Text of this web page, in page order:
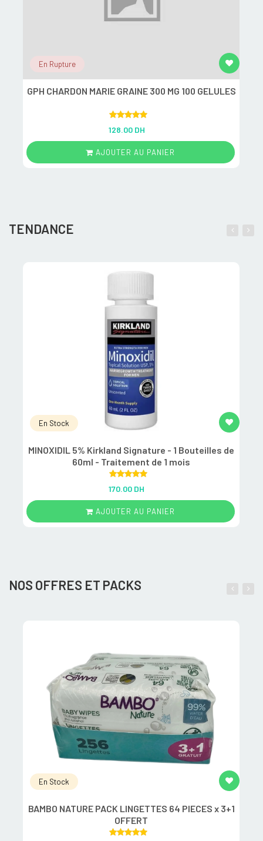
En Rupture
GPH CHARDON MARIE GRAINE 300 MG 100 GELULES
out of 5
128.00 DH
AJOUTER AU PANIER
TENDANCE
En Stock
MINOXIDIL 5% Kirkland Signature - 1 Bouteilles de
60ml - Traitement de 1 mois
out of 5
170.00 DH
AJOUTER AU PANIER
NOS OFFRES ET PACKS
En Stock
BAMBO NATURE PACK LINGETTES 64 PIECES x 3+1
OFFERT